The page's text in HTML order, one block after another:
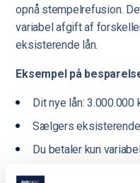
opnå stempelrefusion.
variabel afgift af
eksisterende lån.
Eksempel på
Dit nye lån: 3.000.000
Sælgers eksisterende
Du betaler kun
Besparelse: